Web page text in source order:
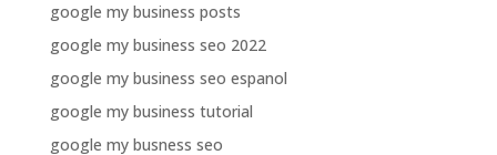
google my business posts
google my business seo 2022
google my business seo espanol
google my business tutorial
google my busness seo